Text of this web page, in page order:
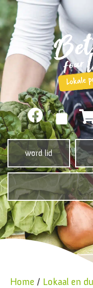
word lid
Home / Lokaal en